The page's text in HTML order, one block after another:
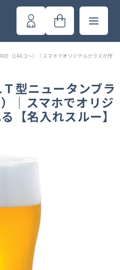
（144コ～）｜スマホでオリジナルグラスが作
型ニュータンブラ
｜スマホでオリジ
【名入れスルー】